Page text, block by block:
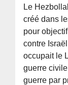
Le
créé dans
pour
contre
occupait le
guerre
guerre par